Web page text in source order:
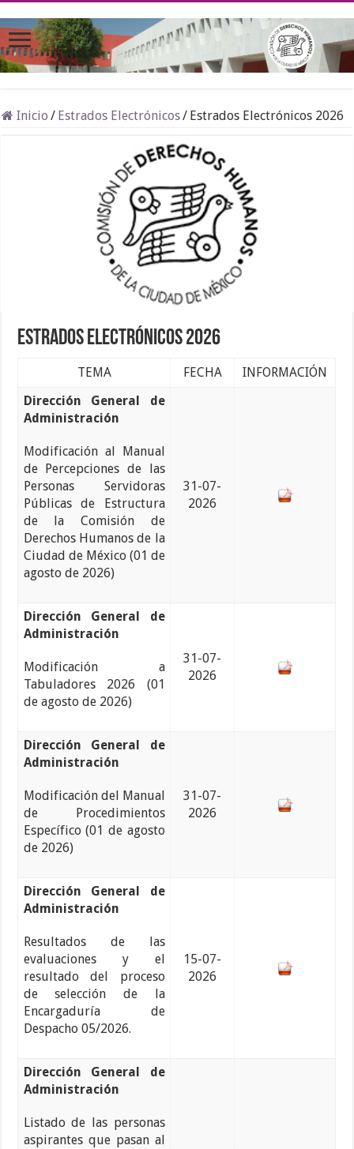
Inicio / Estrados Electrónicos/ Estrados Electrónicos 2026
Estrados Electrónicos 2026
TEMA FECHA
INFORMACIÓN
Dirección General de
Administración
Modificación al Manual
de Percepciones de las
Personas Servidoras
Públicas de Estructura
de la Comisión de
Derechos Humanos de la
Ciudad de México (01 de
agosto de 2026)
31-07-
2026
Dirección General de
Administración
Modificación a
Tabuladores 2026 (01
de agosto de 2026)
31-07-
2026
Dirección General de
Administración
Modificación del Manual
de Procedimientos
Específico (01 de agosto
de 2026)
31-07-
2026
Dirección General de
Administración
Resultados de las
evaluaciones y el
resultado del proceso
de selección de la
Encargaduría de
Despacho 05/2026.
15-07-
2026
Dirección General de
Administración
Listado de las personas
aspirantes que pasan al